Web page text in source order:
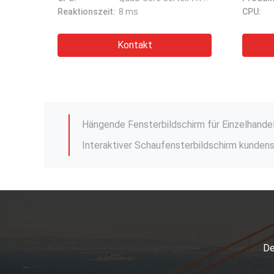
CPU:
Kontakt
CPU:
Super helle Smart TV Monitor 55 Zoll LCD-
49 55 65 Zoll 2500nits